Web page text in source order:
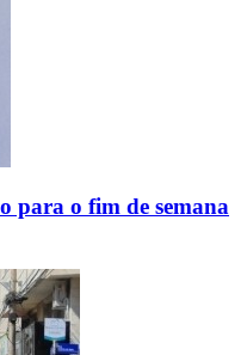
para o fim de semana